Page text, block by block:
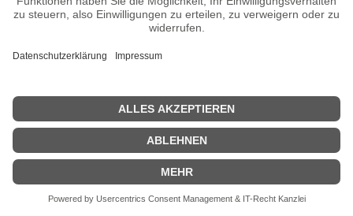
der Sendung „Live nach Neun“ ist sie zu sehen.
n.n.v- Die offizielle Lea Wagner Homepage
Lea Wagner Filme
n.n.v.
| Biografie kurz | Personen